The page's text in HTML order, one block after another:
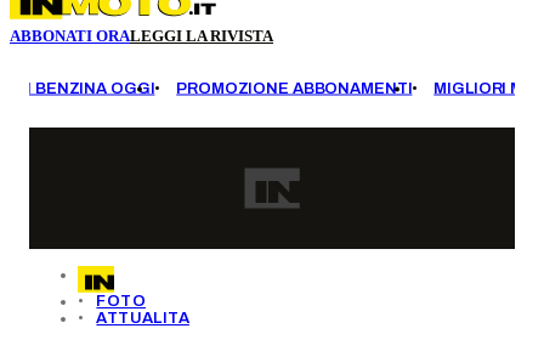
ABBONATI ORALEGGI LA RIVISTA
BENZINA OGGI PROMOZIONE ABBONAMENTI MIGLIORI
FOTO
ATTUALITA